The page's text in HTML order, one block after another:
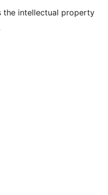
the intellectual property